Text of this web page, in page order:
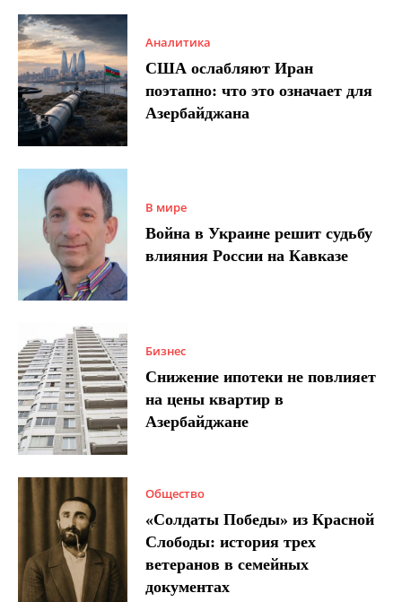
Аналитика
США ослабляют Иран
поэтапно: что это означает для
Азербайджана
В мире
Война в Украине решит судьбу
влияния России на Кавказе
Бизнес
Снижение ипотеки не повлияет
на цены квартир в
Азербайджане
Общество
«Солдаты Победы» из Красной
Слободы: история трех
ветеранов в семейных
документах